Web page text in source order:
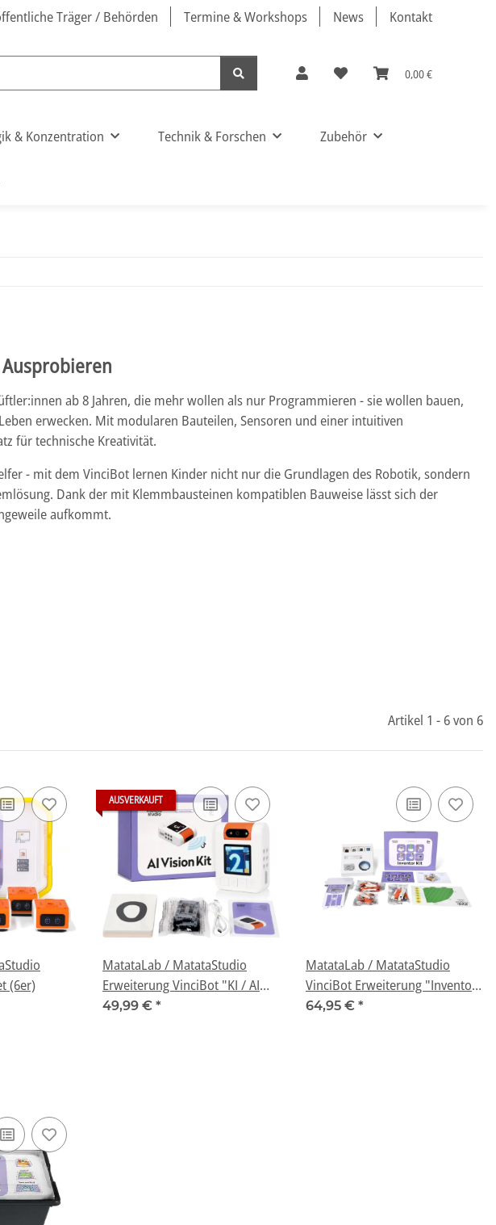
Träger / Behörden Termine & Workshops News Kontakt
0,00 €
& Konzentration Technik & Forschen Zubehör
ab 8 Jahren, die mehr wollen als nur Programmieren - sie wollen bauen,
erwecken. Mit modularen Bauteilen, Sensoren und einer intuitiven
für technische Kreativität.
- mit dem VinciBot lernen Kinder nicht nur die Grundlagen des Robotik, sondern
Dank der mit Klemmbausteinen kompatiblen Bauweise lässt sich der
aufkommt.
Artikel 1 - 6 von 6
(6er)
AUSVERKAUFT
MatataLab / MatataStudio
Erweiterung VinciBot "KI / AI
Vision Kit"
49,99 € *
MatataLab / MatataStudio
VinciBot Erweiterung "Inventor
Kit"
64,95 € *